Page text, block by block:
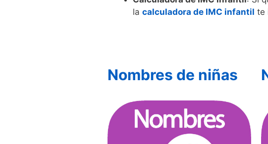
la calculadora de IMC infantil te
Nombres de niñas